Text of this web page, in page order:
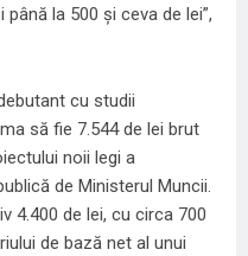
la 500 și ceva de lei”,
cu studii
să fie 7.544 de lei brut
noii legi a
de Ministerul Muncii.
4.400 de lei, cu circa 700
de bază net al unui